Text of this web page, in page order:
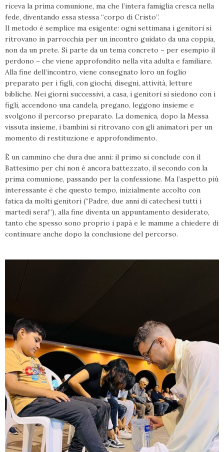
riceva la prima comunione, ma che l’intera famiglia cresca nella
fede, diventando essa stessa “corpo di Cristo”.
Il metodo è semplice ma esigente: ogni settimana i genitori si
ritrovano in parrocchia per un incontro guidato da una coppia,
non da un prete. Si parte da un tema concreto – per esempio il
perdono – che viene approfondito nella vita adulta e familiare.
Alla fine dell’incontro, viene consegnato loro un foglio
preparato per i figli, con giochi, disegni, attività, letture
bibliche. Nei giorni successivi, a casa, i genitori si siedono con i
figli, accendono una candela, pregano, leggono insieme e
svolgono il percorso preparato. La domenica, dopo la Messa
vissuta insieme, i bambini si ritrovano con gli animatori per un
momento di restituzione e approfondimento.
È un cammino che dura due anni: il primo si conclude con il
Battesimo per chi non è ancora battezzato, il secondo con la
prima comunione, passando per la confessione. Ma l’aspetto più
interessante è che questo tempo, inizialmente accolto con
fatica da molti genitori (“Padre, due anni di catechesi tutti i
martedì sera!”), alla fine diventa un appuntamento desiderato,
tanto che spesso sono proprio i papà e le mamme a chiedere di
continuare anche dopo la conclusione del percorso.